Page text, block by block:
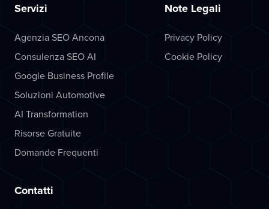
Servizi
Agenzia SEO Ancona
Consulenza SEO AI
Google Business Profile
Soluzioni Automotive
AI Transformation
Risorse Gratuite
Domande Frequenti
Note Legali
Privacy Policy
Cookie Policy
Contatti